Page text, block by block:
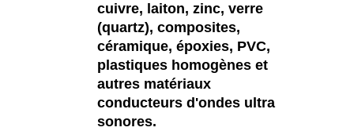
cuivre, laiton, zinc, verre
(quartz), composites,
céramique, époxies, PVC,
plastiques homogènes et
autres matériaux
conducteurs d'ondes ultra
sonores.